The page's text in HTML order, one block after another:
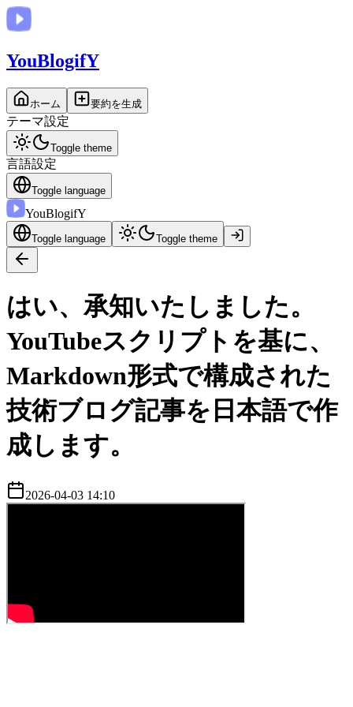
YouBlogifY
ホーム 要約を生成
テーマ設定
Toggle theme
言語設定
Toggle language
YouBlogifY
Toggle language Toggle theme
はい、承知いたしました。
YouTubeスクリプトを基に、
Markdown形式で構成された
技術ブログ記事を日本語で作
成します。
2026-04-03 14:10